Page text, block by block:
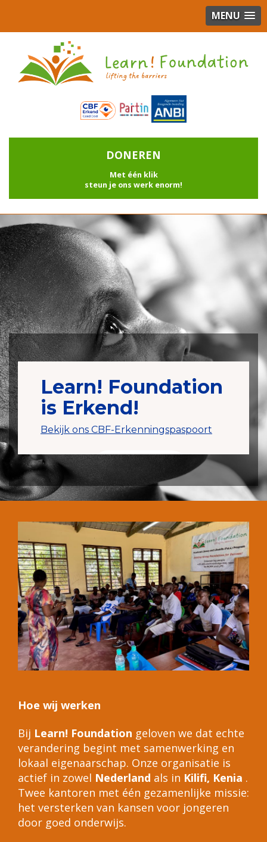
MENU
DONEREN
Met één klik
steun je ons werk enorm!
Hoe wij werken
Bij Learn! Foundation geloven we dat echte
verandering begint met samenwerking en
lokaal eigenaarschap. Onze organisatie is
actief in zowel Nederland als in Kilifi, Kenia .
Twee kantoren met één gezamenlijke missie:
het versterken van kansen voor jongeren
door goed onderwijs.